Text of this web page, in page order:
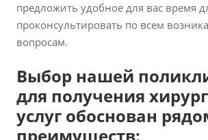
предложить удобное для вас время
проконсультировать по всем
вопросам.
Выбор нашей
для получения
услуг обоснован